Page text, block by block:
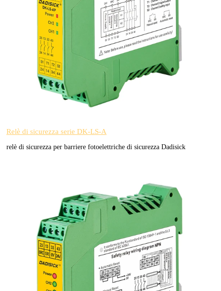
Relè di sicurezza serie DK-LS-A
relè di sicurezza per barriere fotoelettriche di sicurezza Dadisick